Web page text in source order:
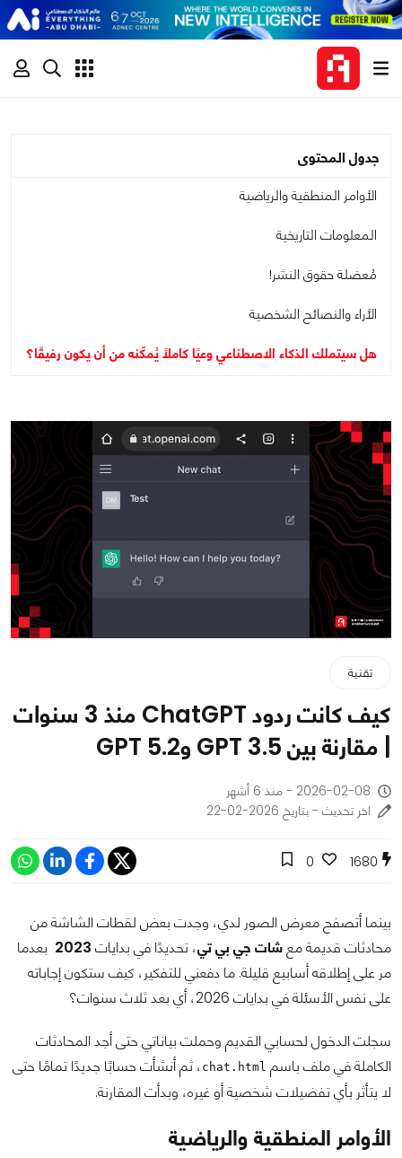
جدول المحتوى
الأوامر المنطقية والرياضية
المعلومات التاريخية
مُعضلة حقوق النشر!
الأراء والنصائح الشخصية
هل سيتملك الذكاء الاصطناعي وعيًا كاملًا يُمكّنه من أن يكون رفيقًا؟
تقنية
كيف كانت ردود ChatGPT منذ 3 سنوات
| مقارنة بين GPT 3.5 وGPT 5.2
2026-02-08 - منذ 6 أشهر
اخر تحديث - بتاريخ 2026-02-22
1680
0
بينما أتصفح معرض الصور لدي، وجدت بعض لقطات الشاشة من
محادثات قديمة مع شات جي بي تي، تحديدًا في بدايات 2023 بعدما
مر على إطلاقه أسابيع قليلة. ما دفعني للتفكير، كيف ستكون إجاباته
على نفس الأسئلة في بدايات 2026، أي بعد ثلاث سنوات؟
سجلت الدخول لحسابي القديم وحملت بياناتي حتى أجد المحادثات
الكاملة في ملف باسم chat.html ، ثم أنشأت حسابًا جديدًا تمامًا حتى
لا يتأثر بأي تفضيلات شخصية أو غيره، وبدأت المقارنة.
الأوامر المنطقية والرياضية